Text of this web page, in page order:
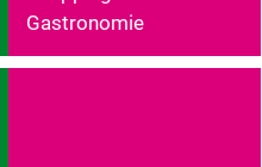
Gastronomie